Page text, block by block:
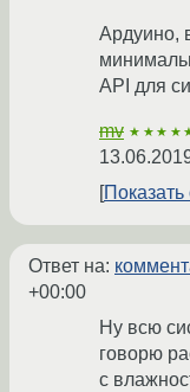
Ардуино,
API для
mv
Показать
Ответ на:
+00:00
Ну всю
говорю
с